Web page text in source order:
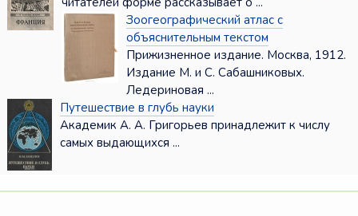
Зоогеографический атлас с
объяснительным текстом
Прижизненное издание. Москва, 1912.
Издание М. и С. Сабашниковых.
Ледериновая ...
Путешествие в глубь науки
Академик А. А. Григорьев принадлежит к числу
самых выдающихся ...